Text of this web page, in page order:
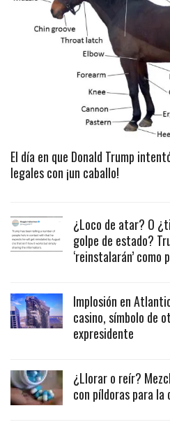
El día en que Donald Trump
legales con ¡un caballo!
¿Loco de atar? O
golpe de estado?
‘reinstalarán’
Implosión en
casino, símbolo de
expresidente
¿Llorar o reír?
con píldoras para